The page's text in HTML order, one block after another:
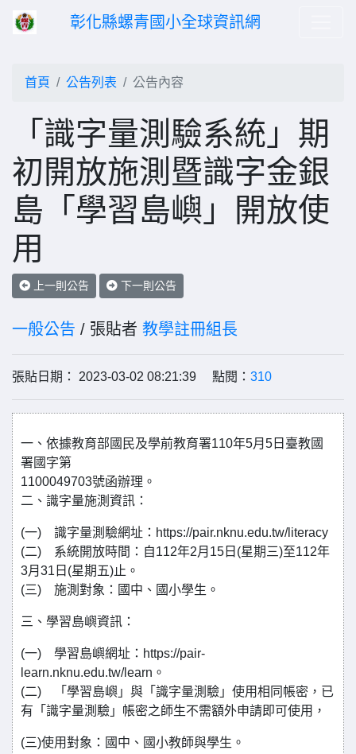
彰化縣螺青國小全球資訊網
首頁 公告列表 公告內容
「識字量測驗系統」期
初開放施測暨識字金銀
島「學習島嶼」開放使
用
上一則公告 下一則公告
一般公告 / 張貼者 教學註冊組長
張貼日期： 2023-03-02 08:21:39 點閱： 310
一、依據教育部國民及學前教育署110年5月5日臺教國
署國字第
1100049703號函辦理。
二、識字量施測資訊：
(一) 識字量測驗網址：https://pair.nknu.edu.tw/literacy
(二) 系統開放時間：自112年2月15日(星期三)至112年
3月31日(星期五)止。
(三) 施測對象：國中、國小學生。
三、學習島嶼資訊：
(一) 學習島嶼網址：https://pair-
learn.nknu.edu.tw/learn。
(二) 「學習島嶼」與「識字量測驗」使用相同帳密，已
有「識字量測驗」帳密之師生不需額外申請即可使用，
(三)使用對象：國中、國小教師與學生。